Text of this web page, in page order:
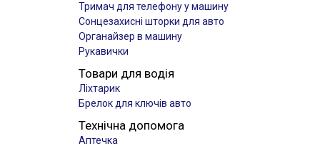
Тримач для телефону у машину
Сонцезахисні шторки для авто
Органайзер в машину
Рукавички
Товари для водія
Ліхтарик
Брелок для ключів авто
Технічна допомога
Аптечка